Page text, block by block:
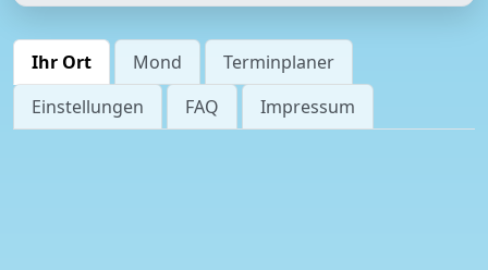
Ihr Ort Mond
Terminplaner
Einstellungen
FAQ Impressum